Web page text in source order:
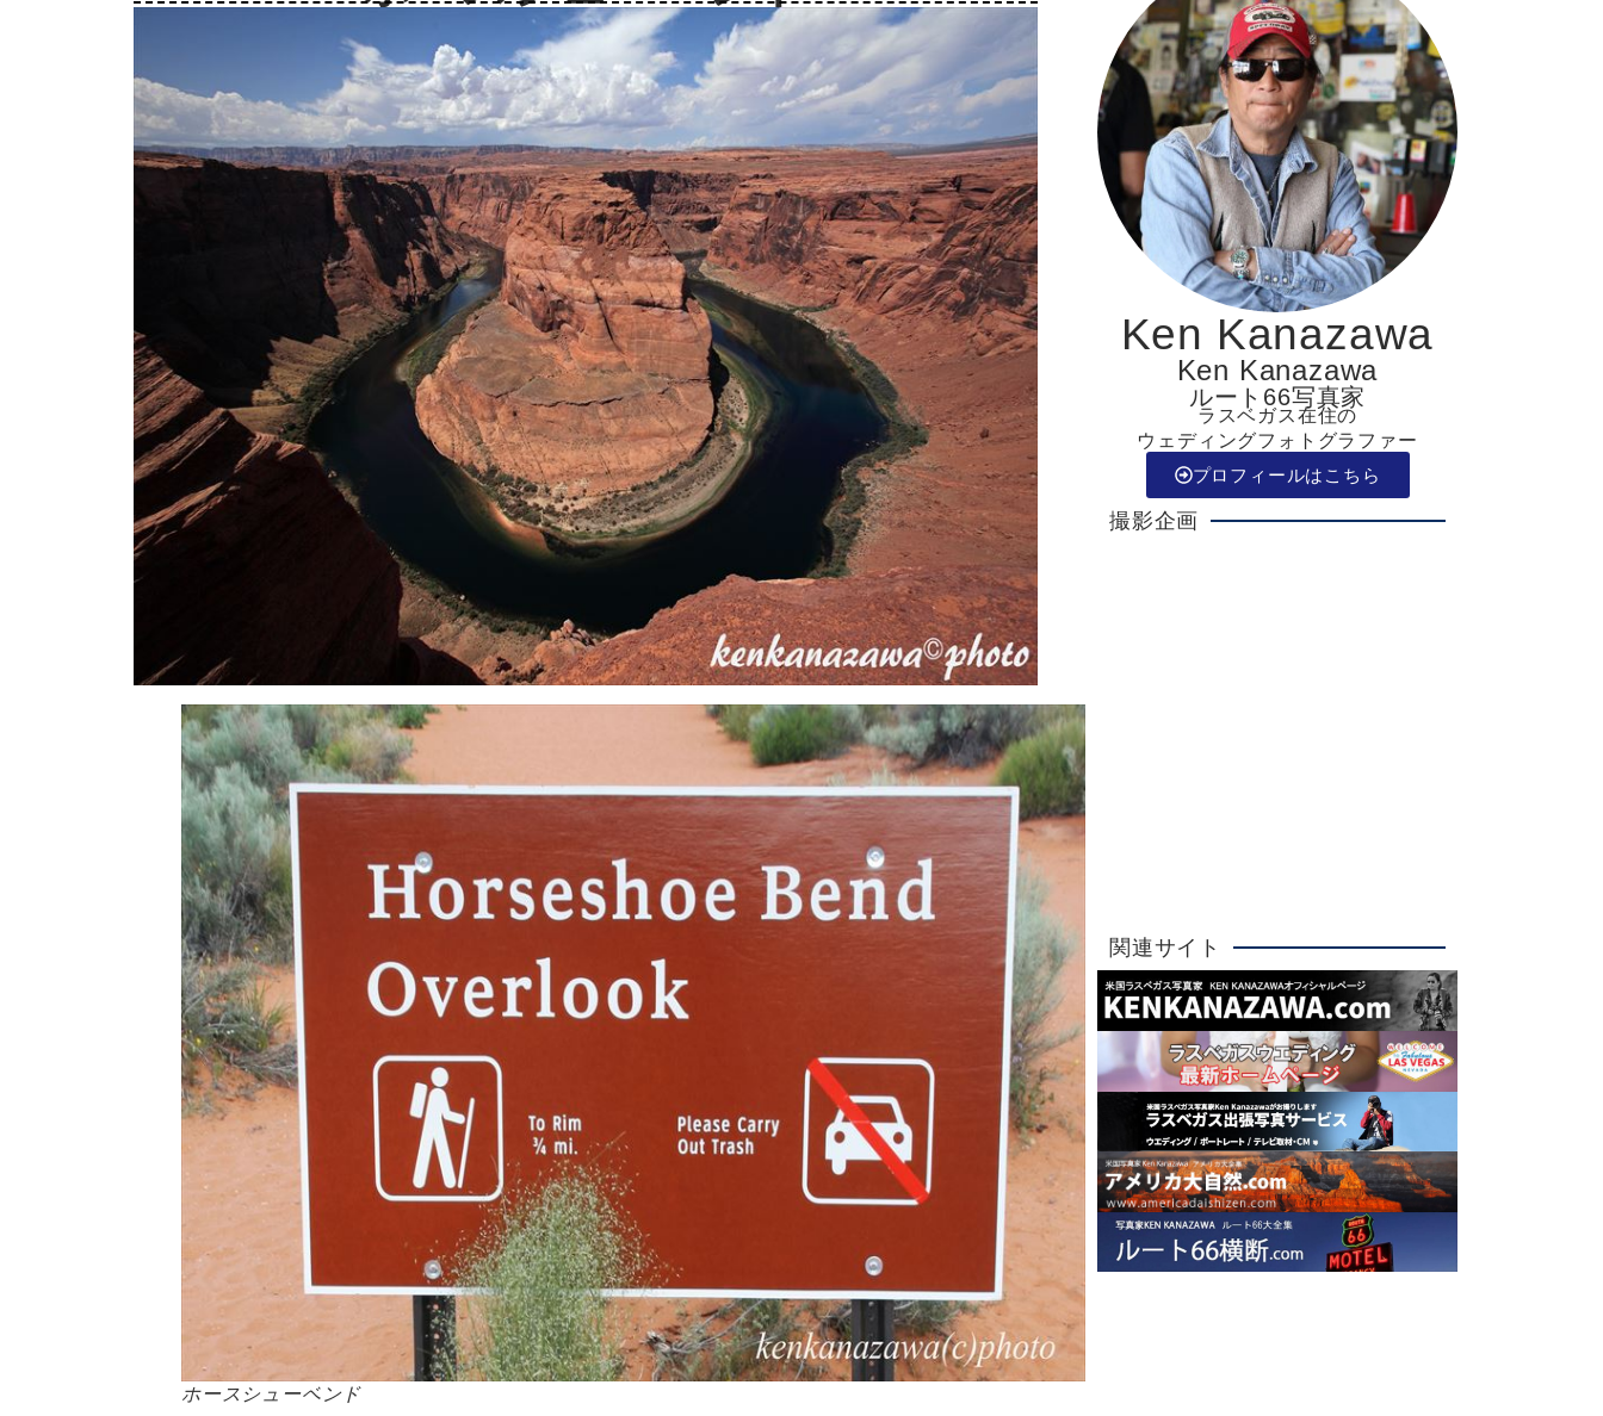
ホースシューベンド
Ken Kanazawa
Ken Kanazawa
ルート66写真家
ラスベガス在住の
ウェディングフォトグラファー
プロフィールはこちら
撮影企画
大人気！
関連サイト